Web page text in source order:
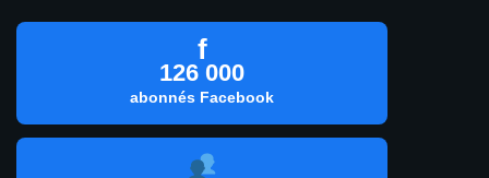
f
126 000
abonnés Facebook